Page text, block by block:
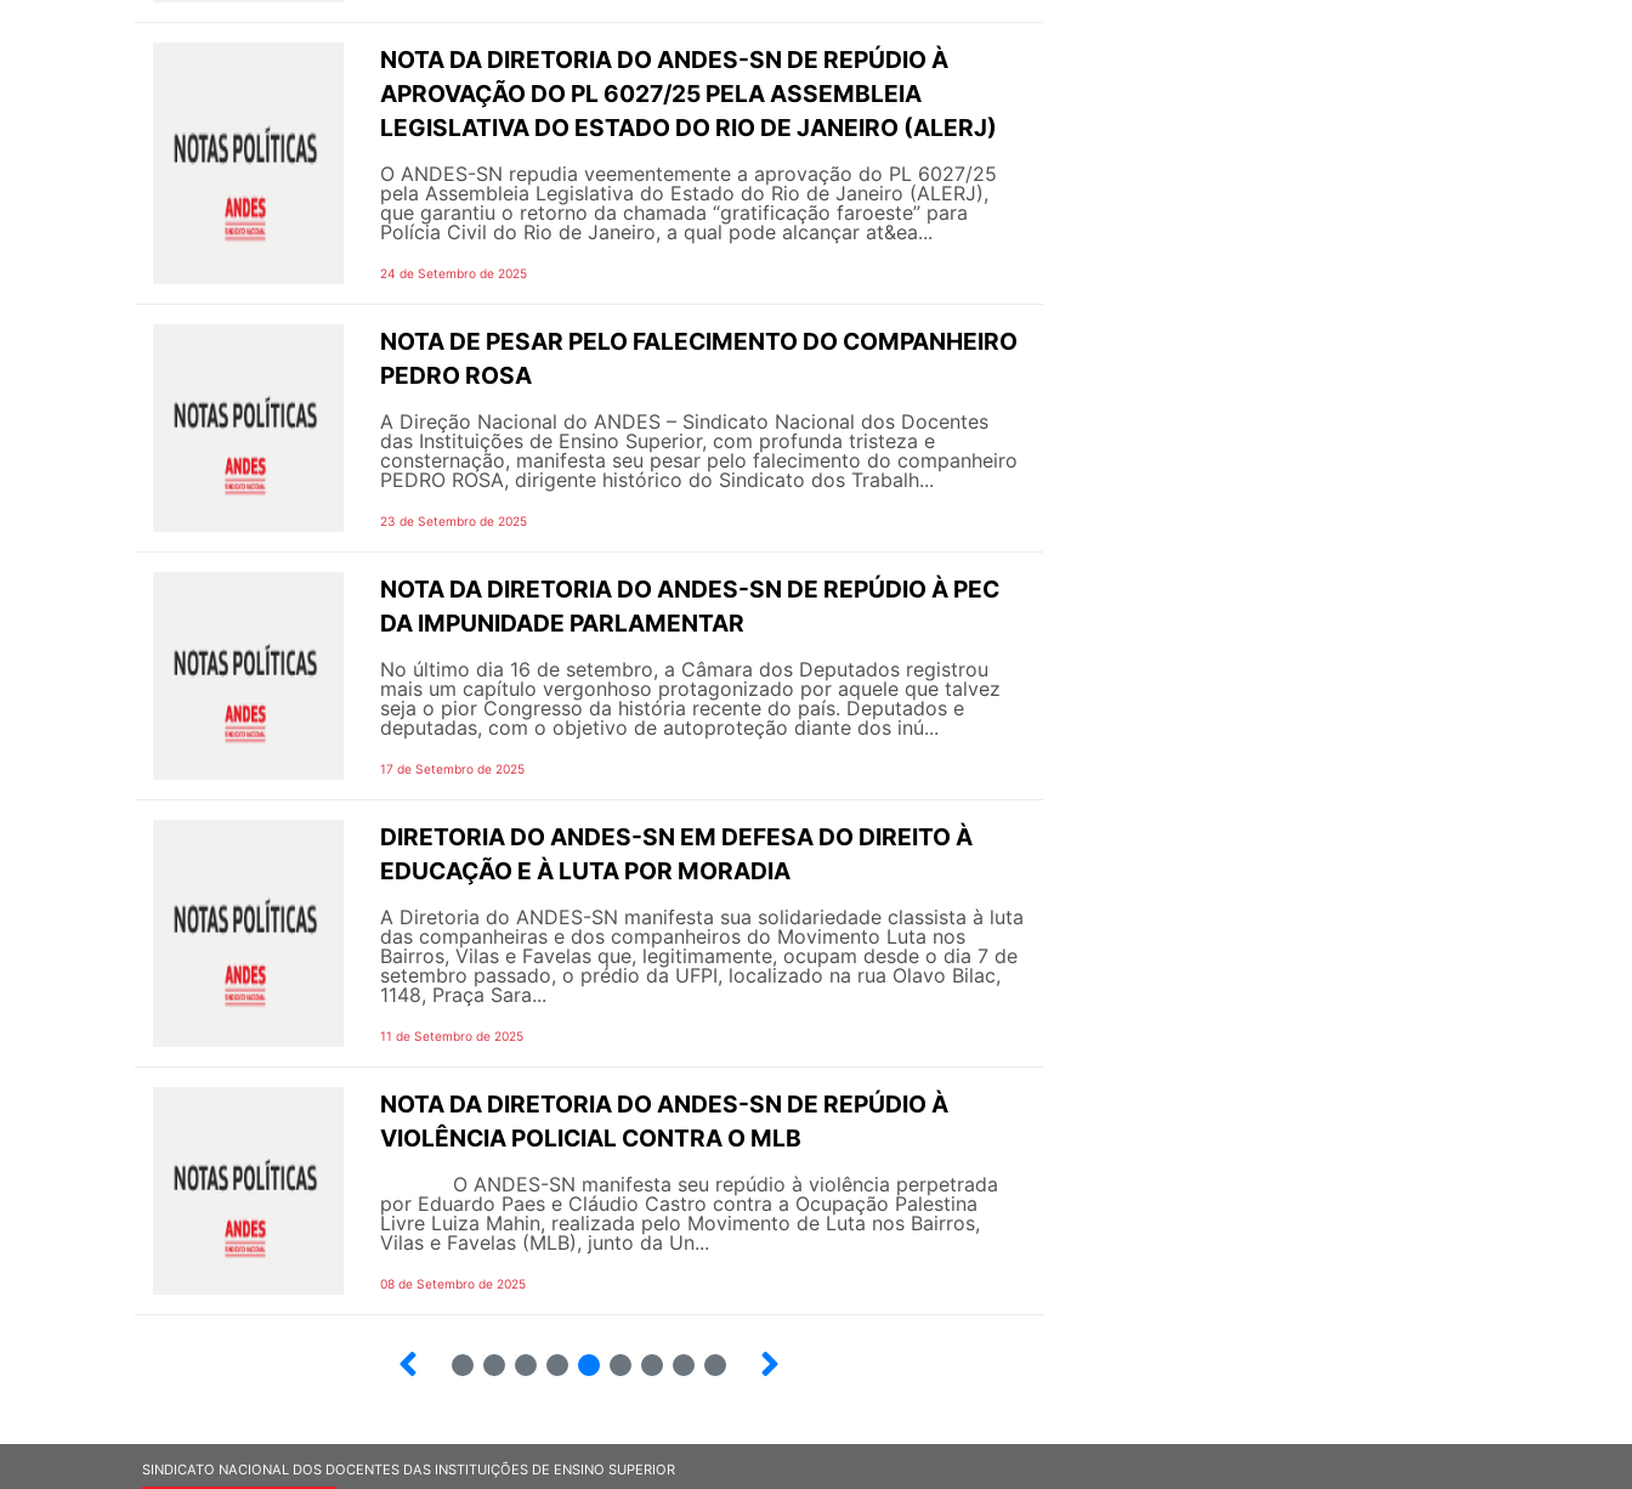
NOTA DA DIRETORIA DO ANDES-SN DE REPÚDIO À
APROVAÇÃO DO PL 6027/25 PELA ASSEMBLEIA
LEGISLATIVA DO ESTADO DO RIO DE JANEIRO (ALERJ)
O ANDES-SN repudia veementemente a aprovação do PL 6027/25
pela Assembleia Legislativa do Estado do Rio de Janeiro (ALERJ),
que garantiu o retorno da chamada “gratificação faroeste” para
Polícia Civil do Rio de Janeiro, a qual pode alcançar at&ea...
24 de Setembro de 2025
NOTA DE PESAR PELO FALECIMENTO DO COMPANHEIRO
PEDRO ROSA
A Direção Nacional do ANDES – Sindicato Nacional dos Docentes
das Instituições de Ensino Superior, com profunda tristeza e
consternação, manifesta seu pesar pelo falecimento do companheiro
PEDRO ROSA, dirigente histórico do Sindicato dos Trabalh...
23 de Setembro de 2025
NOTA DA DIRETORIA DO ANDES-SN DE REPÚDIO À PEC
DA IMPUNIDADE PARLAMENTAR
No último dia 16 de setembro, a Câmara dos Deputados registrou
mais um capítulo vergonhoso protagonizado por aquele que talvez
seja o pior Congresso da história recente do país. Deputados e
deputadas, com o objetivo de autoproteção diante dos inú...
17 de Setembro de 2025
DIRETORIA DO ANDES-SN EM DEFESA DO DIREITO À
EDUCAÇÃO E À LUTA POR MORADIA
A Diretoria do ANDES-SN manifesta sua solidariedade classista à luta
das companheiras e dos companheiros do Movimento Luta nos
Bairros, Vilas e Favelas que, legitimamente, ocupam desde o dia 7 de
setembro passado, o prédio da UFPI, localizado na rua Olavo Bilac,
1148, Praça Sara...
11 de Setembro de 2025
NOTA DA DIRETORIA DO ANDES-SN DE REPÚDIO À
VIOLÊNCIA POLICIAL CONTRA O MLB
O ANDES-SN manifesta seu repúdio à violência perpetrada
por Eduardo Paes e Cláudio Castro contra a Ocupação Palestina
Livre Luiza Mahin, realizada pelo Movimento de Luta nos Bairros,
Vilas e Favelas (MLB), junto da Un...
08 de Setembro de 2025
SINDICATO NACIONAL DOS DOCENTES DAS INSTITUIÇÕES DE ENSINO SUPERIOR